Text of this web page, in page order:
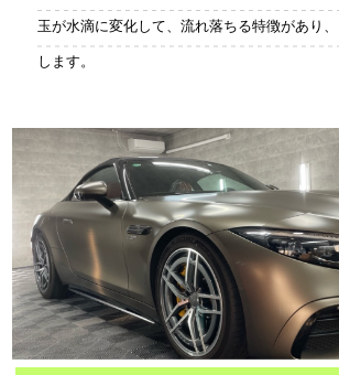
玉が水滴に変化して、流れ落ちる特徴があり
します。